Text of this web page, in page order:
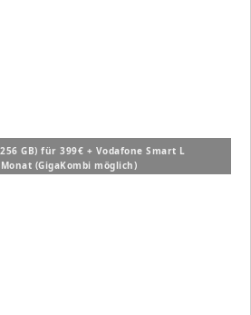
GB) für 399€ + Vodafone Smart L
(GigaKombi möglich)